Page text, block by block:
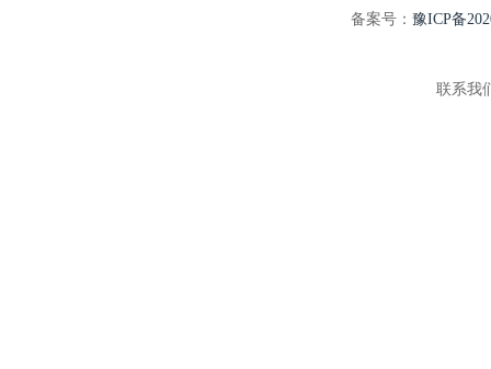
备案号： 豫ICP备
联系我